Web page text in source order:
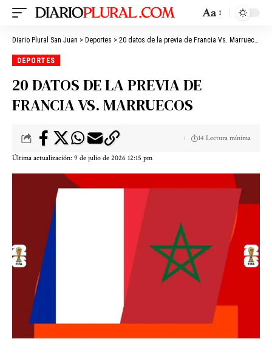
Aa
Diario Plural San Juan > Deportes > 20 datos de la previa de Francia Vs. Marruecos
DEPORTES
20 DATOS DE LA PREVIA DE
FRANCIA VS. MARRUECOS
Última actualización: 9 de julio de 2026 12:15 pm
14 Lectura mínima